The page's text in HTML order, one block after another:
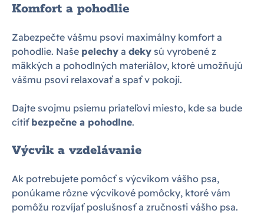
Komfort a pohodlie
Zabezpečte vášmu psovi maximálny komfort a
pohodlie. Naše pelechy a deky sú vyrobené z
mäkkých a pohodlných materiálov, ktoré umožňujú
vášmu psovi relaxovať a spať v pokoji.
Dajte svojmu psiemu priateľovi miesto, kde sa bude
cítiť bezpečne a pohodlne.
Výcvik a vzdelávanie
Ak potrebujete pomôcť s výcvikom vášho psa,
ponúkame rôzne výcvikové pomôcky, ktoré vám
pomôžu rozvíjať poslušnosť a zručnosti vášho psa.